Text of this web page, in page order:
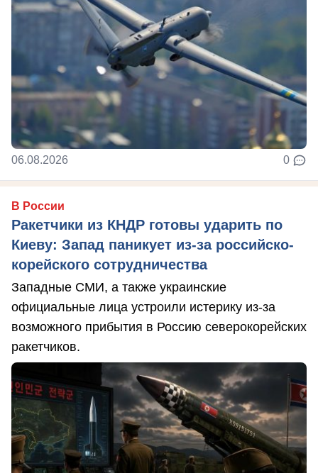
06.08.2026 0
В России
Ракетчики из КНДР готовы ударить по
Киеву: Запад паникует из-за российско-
корейского сотрудничества
Западные СМИ, а также украинские
официальные лица устроили истерику из-за
возможного прибытия в Россию северокорейских
ракетчиков.